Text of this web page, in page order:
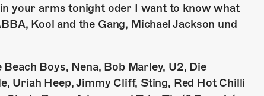
your arms tonight oder I want to know what
Kool and the Gang, Michael Jackson und
Boys, Nena, Bob Marley, U2, Die
Uriah Heep, Jimmy Cliff, Sting, Red Hot Chilli